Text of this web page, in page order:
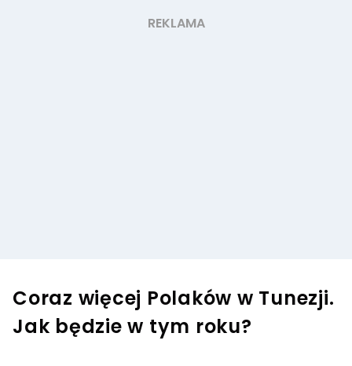
Coraz więcej Polaków w Tunezji.
Jak będzie w tym roku?